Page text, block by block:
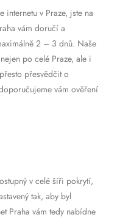
internetu v Praze, jste na
vám doručí a
2 – 3 dnů. Naše
po celé Praze, ale i
přesvědčit o
vám ověření
v celé šíři pokrytí,
tak, aby byl
Praha vám tedy nabídne